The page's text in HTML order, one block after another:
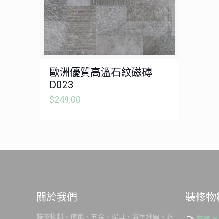
歐洲優質高溫石紋磁磚
D023
$249.00
關於我們
裝修物料、傢俬、五金、潔具、浴室地磚、防
裝修物